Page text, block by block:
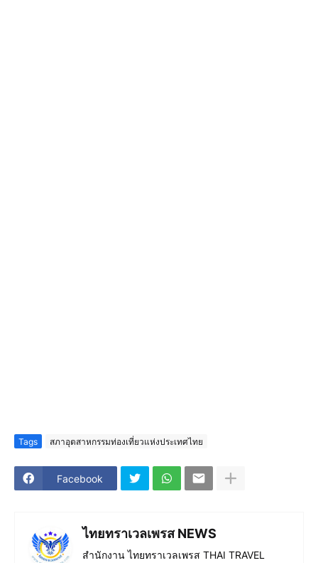
Tags สภาอุตสาหกรรมท่องเที่ยวแห่งประเทศไทย
Facebook
ไทยทราเวลเพรส NEWS
สำนักงาน ไทยทราเวลเพรส THAI TRAVEL